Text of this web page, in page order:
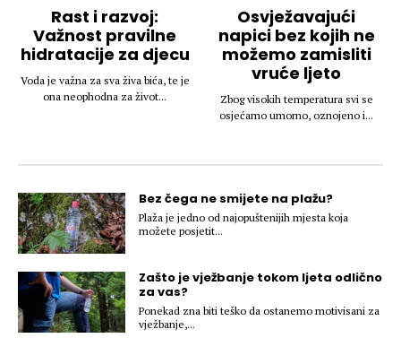
Savjeti
Ostalo
Dijete
Nutricionizam
Recepti
Suplementi
ZDRAVLJE
Um i tijelo
Povrede i bolesti
LIFESTYLE
Ishrana
Zdravlje
Hedonizam
Njega nje
Njega njega
Tehnologija
KALORIJE
Rast i razvoj:
Važnost pravilne
hidratacije za djecu
Voda je važna za sva živa bića, te je
ona neophodna za život...
Osvježavajući
napici bez kojih ne
možemo zamisliti
vruće ljeto
Zbog visokih temperatura svi se
osjećamo umorno, oznojeno i...
Bez čega ne smijete na plažu?
Plaža je jedno od najopuštenijih mjesta koja
možete posjetit...
Zašto je vježbanje tokom ljeta odlično
za vas?
Ponekad zna biti teško da ostanemo motivisani za
vježbanje,...